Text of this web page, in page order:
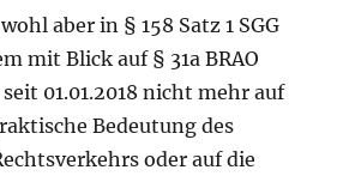
wohl aber in § 158 Satz 1 SGG
mit Blick auf § 31a BRAO
01.01.2018 nicht mehr auf
Bedeutung des
oder auf die